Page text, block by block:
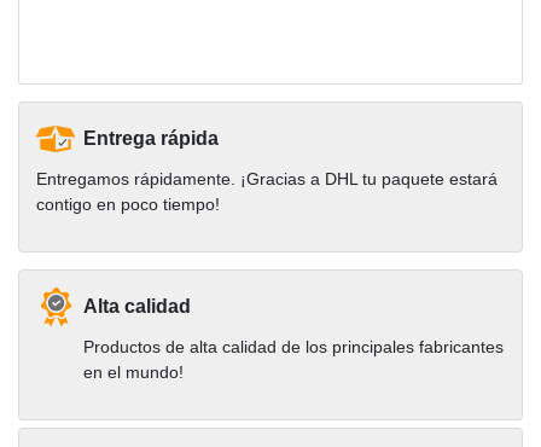
Entrega rápida
Entregamos rápidamente. ¡Gracias a DHL tu paquete estará
contigo en poco tiempo!
Alta calidad
Productos de alta calidad de los principales fabricantes
en el mundo!